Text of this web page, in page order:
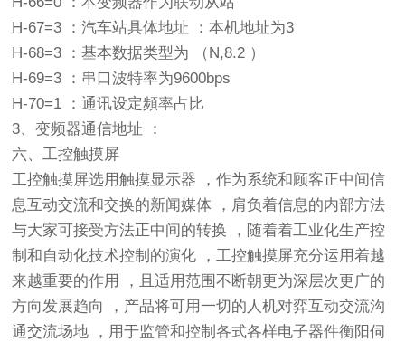
H-67=3 ：汽车站具体地址 ：本机地址为3
H-68=3 ：基本数据类型为 （N,8.2 ）
H-69=3 ：串口波特率为9600bps
H-70=1 ：通讯设定頻率占比
3、变频器通信地址 ：
六、工控触摸屏
工控触摸屏选用触摸显示器 ，作为系统和顾客正中间信
息互动交流和交换的新闻媒体 ，肩负着信息的内部方法
与大家可接受方法正中间的转换 ，随着着工业化生产控
制和自动化技术控制的演化 ，工控触摸屏充分运用着越
来越重要的作用 ，且适用范围不断朝更为深层次更广的
方向发展趋向 ，产品将可用一切的人机对弈互动交流沟
通交流场地 ，用于监管和控制各式各样电子器件衡阳伺